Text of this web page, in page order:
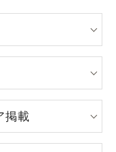
掲載